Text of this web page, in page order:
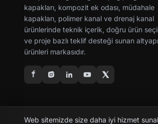
kapakları, kompozit ek odası, müdahale
kapakları, polimer kanal ve drenaj kanal
ürünlerinde teknik içerik, doğru ürün
ve proje bazlı teklif desteği sunan altyapı
ürünleri markasıdır.
Web sitemizde size daha iyi hizmet